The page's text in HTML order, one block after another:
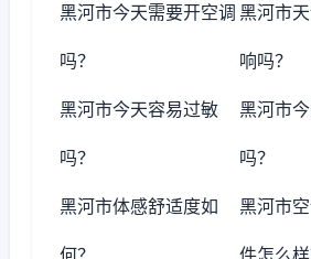
黑河市今天需要开空调
吗？
黑河市
响吗？
黑河市今天容易过敏
吗？
黑河市
吗？
黑河市体感舒适度如
何？
黑河市
件怎么样